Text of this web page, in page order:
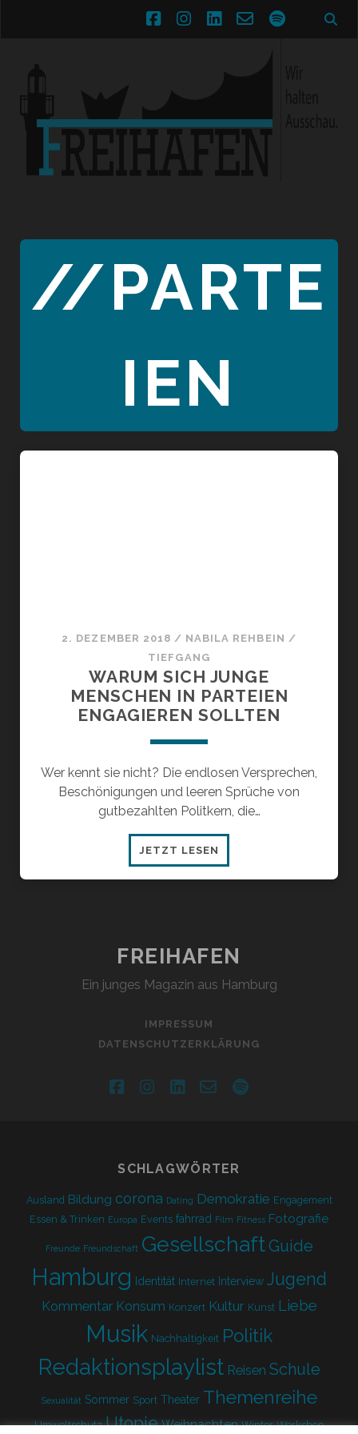
facebookinstagram
linkedin
email-spotify
//PARTE
IEN
2. DEZEMBER 2018 / NABILA REHBEIN /
TIEFGANG
WARUM SICH JUNGE
MENSCHEN IN PARTEIEN
ENGAGIEREN SOLLTEN
Wer kennt sie nicht? Die endlosen Versprechen,
Beschönigungen und leeren Sprüche von
gutbezahlten Politkern, die…
JETZT LESEN
SICH
ENGAGIEREN
SOLLTEN
FREIHAFEN
Ein junges Magazin aus Hamburg
IMPRESSUM
DATENSCHUTZERKLÄRUNG
facebookinstagram
linkedin
email-spotify
SCHLAGWÖRTER
Ausland Bildung corona Dating Demokratie Engagement
Essen & Trinken Europa Events fahrrad Film Fitness Fotografie
Freunde Freundschaft GesellschaftGuide
Hamburg Identität Internet Interview Jugend
Kommentar Konsum Konzert Kultur Kunst Liebe
Musik Nachhaltigkeit Politik
Redaktionsplaylist Reisen Schule
Sexualität Sommer Sport Theater Themenreihe
Umweltschutz Utopie Weihnachten Winter Workshop